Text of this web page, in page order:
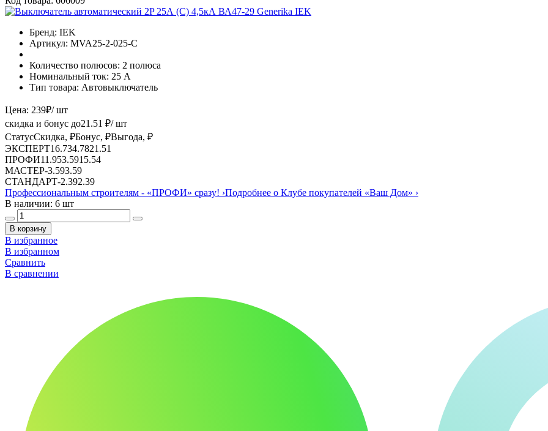
Бренд: IEK
Артикул: MVA25-2-025-C
Количество полюсов: 2 полюса
Номинальный ток: 25 А
Тип товара: Автовыключатель
Цена: 239₽/ шт
скидка и бонус до21.51 ₽/ шт
СтатусСкидка, ₽Бонус, ₽Выгода, ₽
ЭКСПЕРТ16.734.7821.51
ПРОФИ11.953.5915.54
МАСТЕР-3.593.59
СТАНДАРТ-2.392.39
Профессиональным строителям - «ПРОФИ» сразу! ›Подробнее о Клубе покупателей «Ваш Дом» ›
В наличии: 6 шт
В корзину
В избранное
В избранном
Сравнить
В сравнении